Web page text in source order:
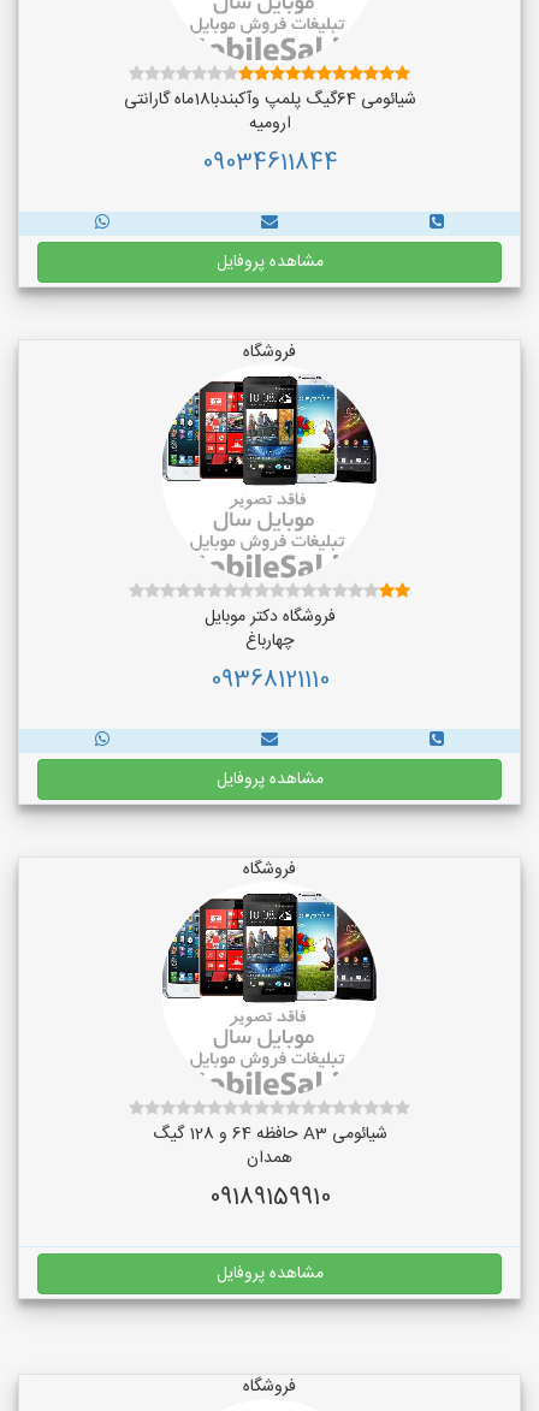
شیائومی 64گیگ پلمپ وآکبندبا18ماه گارانتی
ارومیه
09034611844
مشاهده پروفایل
فروشگاه
فروشگاه دکتر موبایل
چهارباغ
09368121110
مشاهده پروفایل
فروشگاه
شیائومی A3 حافظه 64 و 128 گیگ
همدان
09189159910
مشاهده پروفایل
فروشگاه